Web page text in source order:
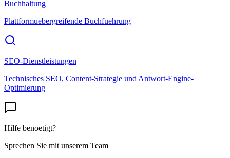
Buchhaltung
Plattformuebergreifende Buchfuehrung
SEO-Dienstleistungen
Technisches SEO, Content-Strategie und Antwort-Engine-
Optimierung
Hilfe benoetigt?
Sprechen Sie mit unserem Team